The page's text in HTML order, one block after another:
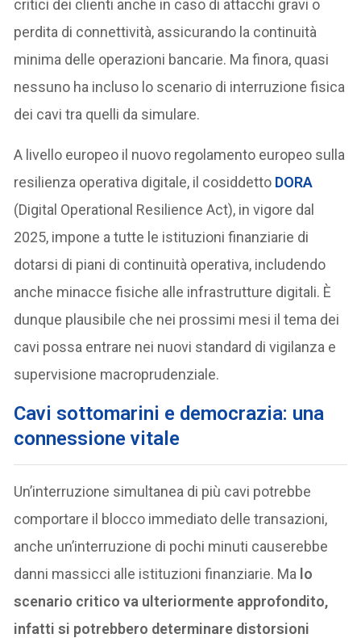
critici dei clienti anche in caso di attacchi gravi o
perdita di connettività, assicurando la continuità
minima delle operazioni bancarie. Ma finora, quasi
nessuno ha incluso lo scenario di interruzione fisica
dei cavi tra quelli da simulare.
A livello europeo il nuovo regolamento europeo sulla
resilienza operativa digitale, il cosiddetto DORA
(Digital Operational Resilience Act), in vigore dal
2025, impone a tutte le istituzioni finanziarie di
dotarsi di piani di continuità operativa, includendo
anche minacce fisiche alle infrastrutture digitali. È
dunque plausibile che nei prossimi mesi il tema dei
cavi possa entrare nei nuovi standard di vigilanza e
supervisione macroprudenziale.
Cavi sottomarini e democrazia: una
connessione vitale
Un’interruzione simultanea di più cavi potrebbe
comportare il blocco immediato delle transazioni,
anche un’interruzione di pochi minuti causerebbe
danni massicci alle istituzioni finanziarie. Ma lo
scenario critico va ulteriormente approfondito,
infatti si potrebbero determinare distorsioni